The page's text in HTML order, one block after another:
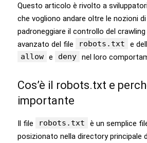
Questo articolo è rivolto a
che vogliono andare oltre le nozioni
padroneggiare il controllo del
avanzato del file
robots.txt
e
allow e deny nel loro
Cos’è il robots.txt e
importante
Il file robots.txt
è un semplice
posizionato nella directory principale